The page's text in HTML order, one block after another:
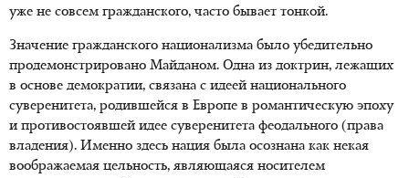
уже не совсем гражданского, часто бывает тонкой.
Значение гражданского национализма было убедительно
продемонстрировано Майданом. Одна из доктрин, лежащих
в основе демократии, связана с идеей национального
суверенитета, родившейся в Европе в романтическую эпоху
и противостоявшей идее суверенитета феодального (права
владения). Именно здесь нация была осознана как некая
воображаемая цельность, являющаяся носителем